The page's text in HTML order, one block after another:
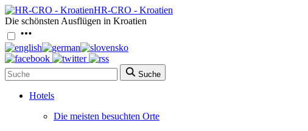
HR-CRO - Kroatien
Die schönsten Ausflügen in Kroatien
Suche
Hotels
Die meisten besuchten Orte